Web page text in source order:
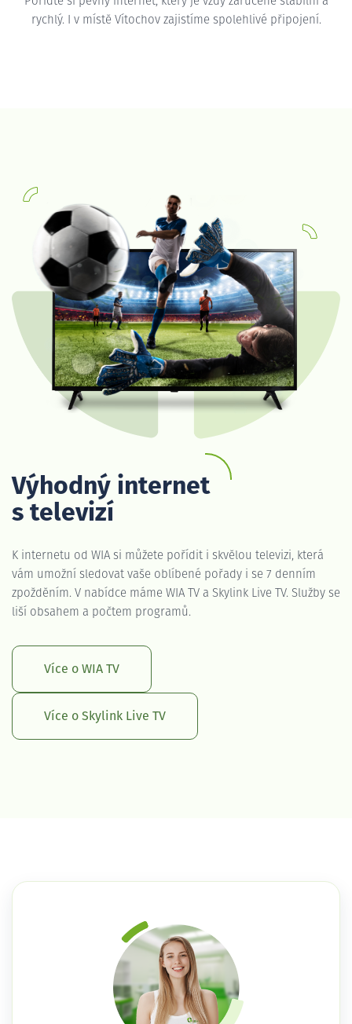
rychlý. I v místě Vítochov zajistíme spolehlivé připojení.
Výhodný internet
s televizí
K internetu od WIA si můžete pořídit i skvělou televizi, která
vám umožní sledovat vaše oblíbené pořady i se 7 denním
zpožděním. V nabídce máme WIA TV a Skylink Live TV. Služby se
liší obsahem a počtem programů.
Více o WIA TV
Více o Skylink Live TV